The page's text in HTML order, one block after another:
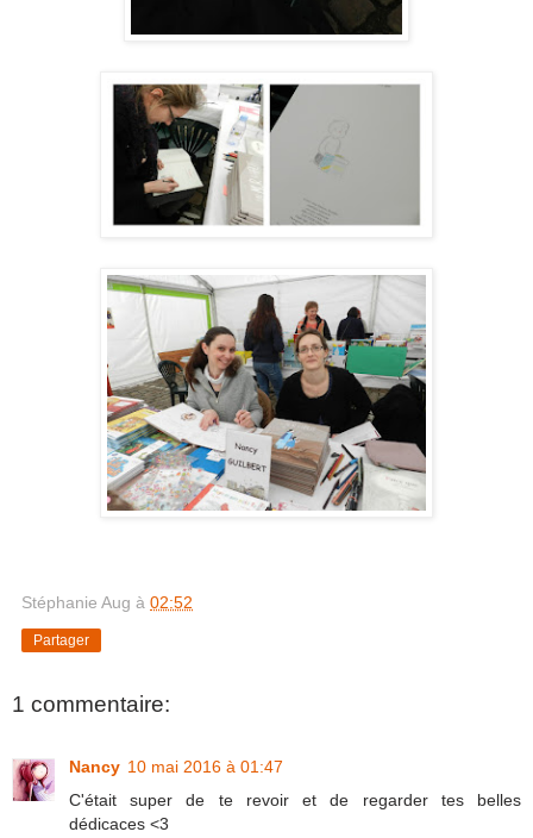
Stéphanie Aug à 02:52
Partager
1 commentaire:
Nancy 10 mai 2016 à 01:47
C'était super de te revoir et de regarder tes belles
dédicaces <3